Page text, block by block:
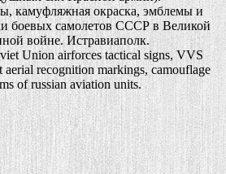
камуфляжная окраска, эмблемы и
боевых самолетов СССР в Великой
войне. Истравиаполк.
Union airforces tactical signs, VVS
aerial recognition markings, camouflage
of russian aviation units.